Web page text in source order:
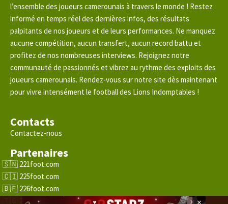
l’ensemble des joueurs camerounais à travers le monde ! Restez
informé en temps réel des dernières infos, des résultats
palpitants de nos joueurs et de leurs performances. Ne manquez
aucune compétition, aucun transfert, aucun record battu et
profitez de nos nombreuses interviews. Rejoignez notre
communauté de passionnés et vibrez au rythme des exploits des
joueurs camerounais. Rendez-vous sur notre site dès maintenant
pour vivre intensément le football des Lions Indomptables !
Contacts
Contactez-nous
Partenaires
221foot.com
225foot.com
226foot.com
228foot.com